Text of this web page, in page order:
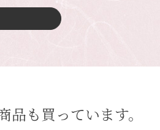
も買っています。